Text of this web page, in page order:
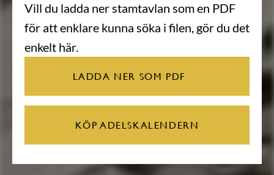
Vill du ladda ner stamtavlan som en PDF
för att enklare kunna söka i filen, gör du det
enkelt här.
LADDA NER SOM PDF
KÖP ADELSKALENDERN